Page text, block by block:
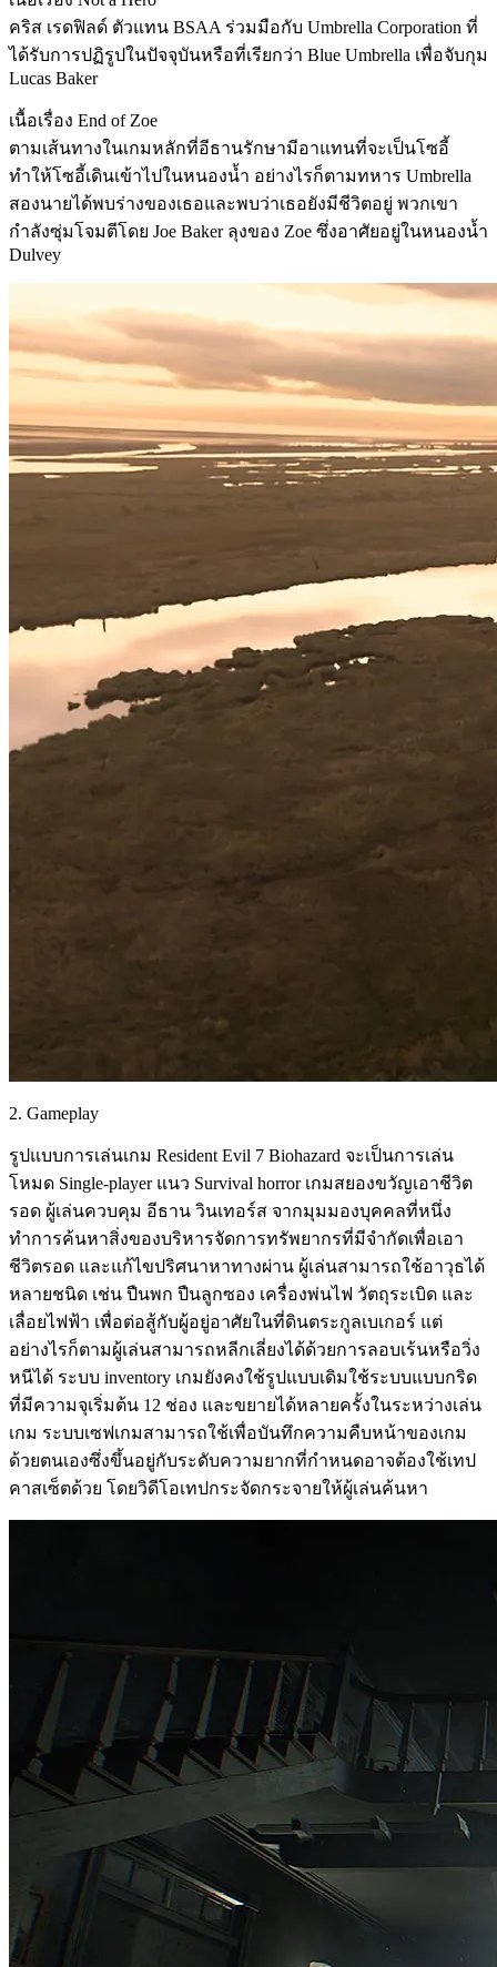
คริส เรดฟิลด์ ตัวแทน BSAA ร่วมมือกับ Umbrella Corporation ที่
ได้รับการปฏิรูปในปัจจุบันหรือที่เรียกว่า Blue Umbrella เพื่อจับกุม
Lucas Baker
เนื้อเรื่อง End of Zoe
ตามเส้นทางในเกมหลักที่อีธานรักษามีอาแทนที่จะเป็นโซอี้
ทำให้โซอี้เดินเข้าไปในหนองน้ำ อย่างไรก็ตามทหาร Umbrella
สองนายได้พบร่างของเธอและพบว่าเธอยังมีชีวิตอยู่ พวกเขา
กำลังซุ่มโจมตีโดย Joe Baker ลุงของ Zoe ซึ่งอาศัยอยู่ในหนองน้ำ
Dulvey
2. Gameplay
รูปแบบการเล่นเกม Resident Evil 7 Biohazard จะเป็นการเล่น
โหมด Single-player แนว Survival horror เกมสยองขวัญเอาชีวิต
รอด ผู้เล่นควบคุม อีธาน วินเทอร์ส จากมุมมองบุคคลที่หนึ่ง
ทำการค้นหาสิ่งของบริหารจัดการทรัพยากรที่มีจำกัดเพื่อเอา
ชีวิตรอด และแก้ไขปริศนาหาทางผ่าน ผู้เล่นสามารถใช้อาวุธได้
หลายชนิด เช่น ปืนพก ปืนลูกซอง เครื่องพ่นไฟ วัตถุระเบิด และ
เลื่อยไฟฟ้า เพื่อต่อสู้กับผู้อยู่อาศัยในที่ดินตระกูลเบเกอร์ แต่
อย่างไรก็ตามผู้เล่นสามารถหลีกเลี่ยงได้ด้วยการลอบเร้นหรือวิ่ง
หนีได้ ระบบ inventory เกมยังคงใช้รูปแบบเดิมใช้ระบบแบบกริด
ที่มีความจุเริ่มต้น 12 ช่อง และขยายได้หลายครั้งในระหว่างเล่น
เกม ระบบเซฟเกมสามารถใช้เพื่อบันทึกความคืบหน้าของเกม
ด้วยตนเองซึ่งขึ้นอยู่กับระดับความยากที่กำหนดอาจต้องใช้เทป
คาสเซ็ตด้วย โดยวิดีโอเทปกระจัดกระจายให้ผู้เล่นค้นหา